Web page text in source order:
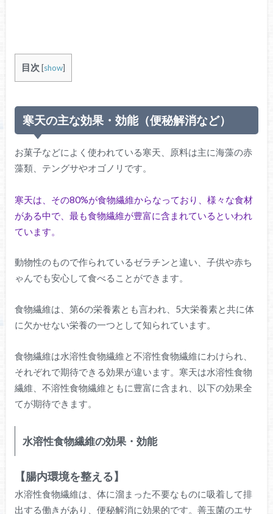
目次 [show]
寒天の主な効果・効能（便秘解消など）
お菓子などによく使われている寒天、原料は主に海藻の赤
藻類、テングサやオゴノリです。
寒天は、その80%が食物繊維からなっており、様々な食材
がある中で、最も食物繊維が豊富に含まれているといわれ
ています。
動物性のもので作られているゼラチンと違い、子供や赤ち
ゃんでも安心して食べることができます。
食物繊維は、第6の栄養素とも言われ、5大栄養素と共に体
に欠かせない栄養の一つとして知られています。
食物繊維は水溶性食物繊維と不溶性食物繊維にわけられ、
それぞれで期待できる効果が違います。寒天は水溶性食物
繊維、不溶性食物繊維ともに豊富に含まれ、以下の効果全
てが期待できます。
水溶性食物繊維の効果・効能
【腸内環境を整える】
水溶性食物繊維は、体に溜まった不要なものに吸着して排
出する働きがあり、便秘解消に効果的です。善玉菌のエサ